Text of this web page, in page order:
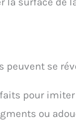
peuvent se
pour
ou